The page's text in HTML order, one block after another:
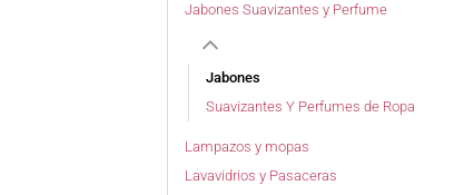
Jabones Suavizantes y Perfume
Jabones
Suavizantes Y Perfumes de Ropa
Lampazos y mopas
Lavavidrios y Pasaceras